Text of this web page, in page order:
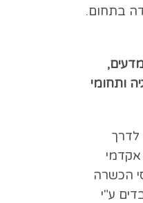
בתחום.
ותחומי
לדרך
הכשרה
ע"י